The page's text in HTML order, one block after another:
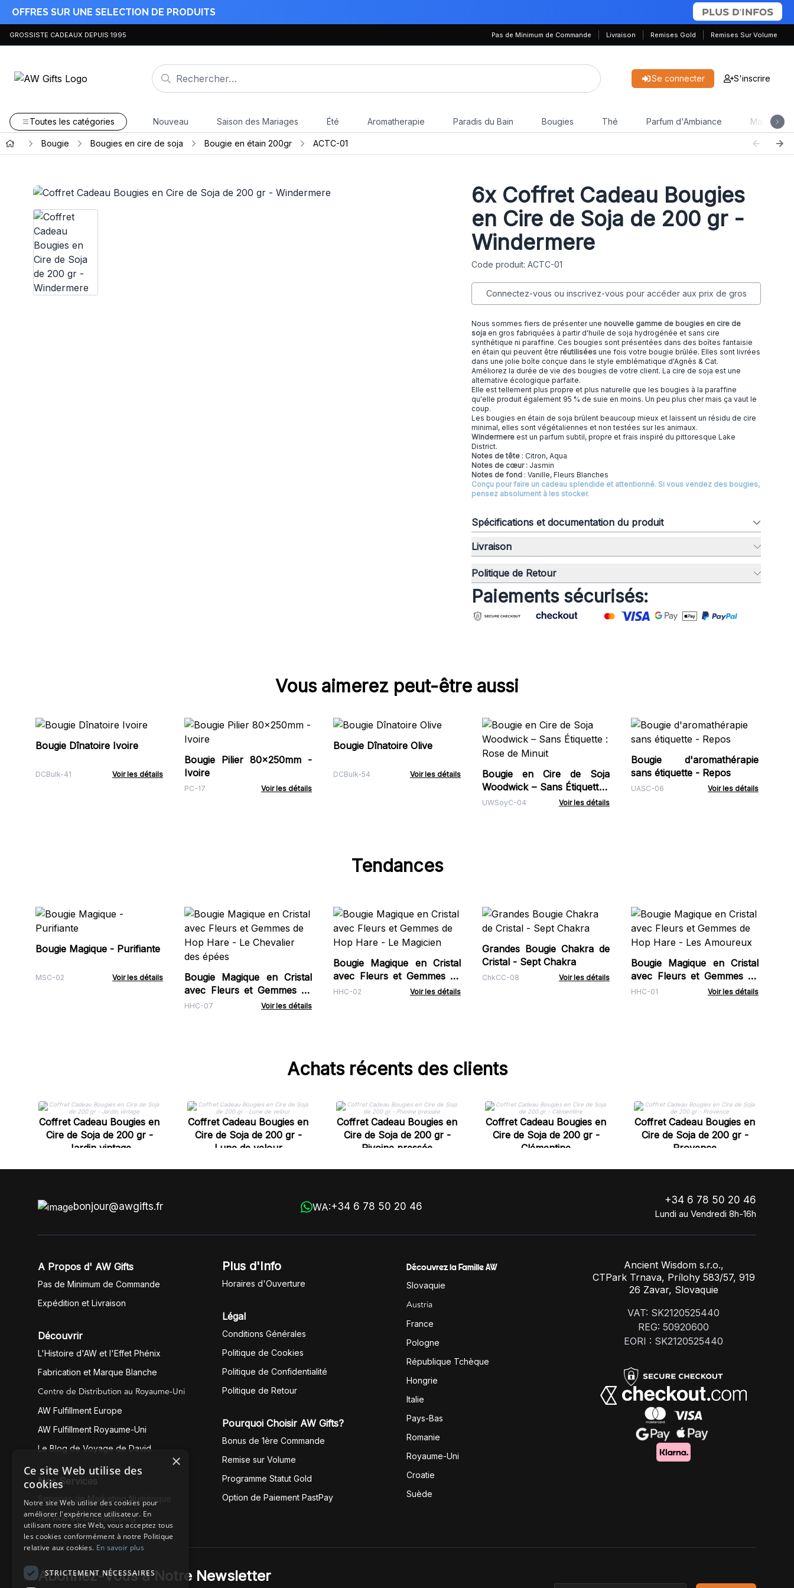
OFFRES SUR UNE SELECTION DE PRODUITS PLUS D'INFOS
GROSSISTE CADEAUX DEPUIS 1995 Pas de Minimum de Commande Livraison Remises Gold Remises Sur Volume
Se connecter S'inscrire
Toutes les catégories Nouveau Saison des Mariages Été Aromatherapie Paradis du Bain Bougies Thé Parfum d'Ambiance Maison &
Bougie Bougies en cire de soja Bougie en étain 200gr ACTC-01
6xCoffret Cadeau Bougies
en Cire de Soja de 200 gr -
Windermere
Code produit: ACTC-01
Connectez-vous ou inscrivez-vous pour accéder aux prix de gros
Nous sommes fiers de présenter une nouvelle gamme de bougies en cire de
soja en gros fabriquées à partir d'huile de soja hydrogénée et sans cire
synthétique ni paraffine. Ces bougies sont présentées dans des boîtes fantaisie
en étain qui peuvent être réutilisées une fois votre bougie brûlée. Elles sont livrées
dans une jolie boîte conçue dans le style emblématique d'Agnès & Cat.
Améliorez la durée de vie des bougies de votre client. La cire de soja est une
alternative écologique parfaite.
Elle est tellement plus propre et plus naturelle que les bougies à la paraffine
qu'elle produit également 95 % de suie en moins. Un peu plus cher mais ça vaut le
coup.
Les bougies en étain de soja brûlent beaucoup mieux et laissent un résidu de cire
minimal, elles sont végétaliennes et non testées sur les animaux.
Windermere est un parfum subtil, propre et frais inspiré du pittoresque Lake
District.
Notes de tête : Citron, Aqua
Notes de cœur : Jasmin
Notes de fond : Vanille, Fleurs Blanches
Conçu pour faire un cadeau splendide et attentionné. Si vous vendez des bougies,
pensez absolument à les stocker.
Spécifications et documentation du produit
Livraison
Politique de Retour
Paiements sécurisés:
Vous aimerez peut-être aussi
Bougie Dînatoire Ivoire
DCBulk-41 Voir les détails
Bougie Pilier 80x250mm -
Ivoire
PC-17 Voir les détails
Bougie Dînatoire Olive
DCBulk-54 Voir les détails
Bougie en Cire de Soja
Woodwick – Sans Étiquette :
Rose de Minuit
UWSoyC-04 Voir les détails
Bougie d'aromathérapie
sans étiquette - Repos
UASC-06 Voir les détails
Tendances
Bougie Magique - Purifiante
MSC-02 Voir les détails
Bougie Magique en Cristal
avec Fleurs et Gemmes de
Hop Hare - Le Chevalier
HHC-07 Voir les détails
Bougie Magique en Cristal
avec Fleurs et Gemmes de
Hop Hare - Le Magicien
HHC-02 Voir les détails
Grandes Bougie Chakra de
Cristal - Sept Chakra
ChkCC-08 Voir les détails
Bougie Magique en Cristal
avec Fleurs et Gemmes de
Hop Hare - Les Amoureux
HHC-01 Voir les détails
Achats récents des clients
Coffret Cadeau Bougies en
Cire de Soja de 200 gr -
Jardin vintage
Coffret Cadeau Bougies en
Cire de Soja de 200 gr -
Lune de velour
Coffret Cadeau Bougies en
Cire de Soja de 200 gr -
Pivoine pressée
Coffret Cadeau Bougies en
Cire de Soja de 200 gr -
Clémentine
Coffret Cadeau Bougies en
Cire de Soja de 200 gr -
Provence
bonjour@awgifts.fr WA:+34 6 78 50 20 46
+34 6 78 50 20 46
Lundi au Vendredi 8h-16h
A Propos d' AW Gifts
Pas de Minimum de Commande
Expédition et Livraison
Découvrir
L'Histoire d'AW et l'Effet Phénix
Fabrication et Marque Blanche
Centre de Distribution au Royaume-Uni
AW Fulfillment Europe
AW Fulfillment Royaume-Uni
Le Blog de Voyage de David
Nos Services
Services de Marketing Numérique
Service de Dropshipping
Plus d'Info
Horaires d'Ouverture
Légal
Conditions Générales
Politique de Cookies
Politique de Confidentialité
Politique de Retour
Pourquoi Choisir AW Gifts?
Bonus de 1ère Commande
Remise sur Volume
Programme Statut Gold
Option de Paiement PastPay
Découvrez la Famille AW
Slovaquie
Austria
France
Pologne
République Tchèque
Hongrie
Italie
Pays-Bas
Romanie
Royaume-Uni
Croatie
Suède
Ancient Wisdom s.r.o.,
CTPark Trnava, Prílohy 583/57, 919
26 Zavar, Slovaquie
VAT: SK2120525440
REG: 50920600
EORI : SK2120525440
Abonnez-Vous à Notre Newsletter
×
Ce site Web utilise des
cookies
Notre site Web utilise des cookies pour
améliorer l'expérience utilisateur. En
utilisant notre site Web, vous acceptez tous
les cookies conformément à notre Politique
relative aux cookies. En savoir plus
STRICTEMENT NÉCESSAIRES